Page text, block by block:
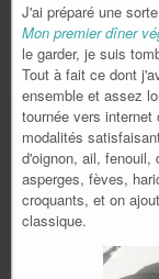
J'ai préparé une
Mon premier dîner
le garder, je suis
Tout à fait ce dont
ensemble et assez
tournée vers internet
modalités
d'oignon, ail, fenouil,
asperges, fèves,
croquants, et on
classique.